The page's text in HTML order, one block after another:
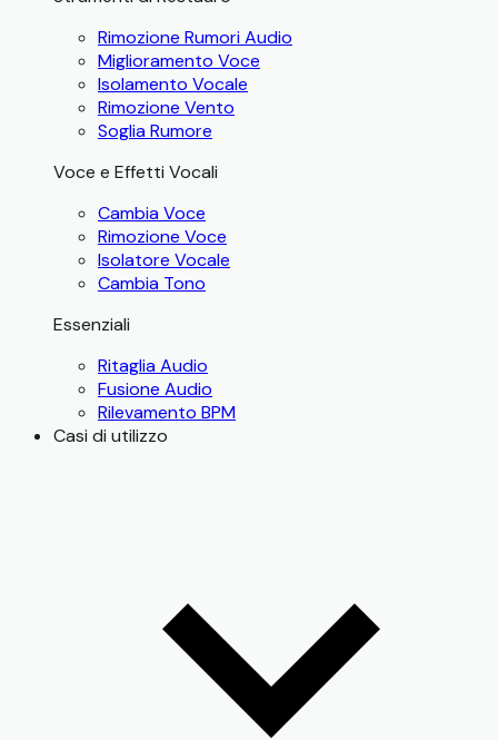
Rimozione Rumori Audio
Miglioramento Voce
Isolamento Vocale
Rimozione Vento
Soglia Rumore
Voce e Effetti Vocali
Cambia Voce
Rimozione Voce
Isolatore Vocale
Cambia Tono
Essenziali
Ritaglia Audio
Fusione Audio
Rilevamento BPM
Casi di utilizzo